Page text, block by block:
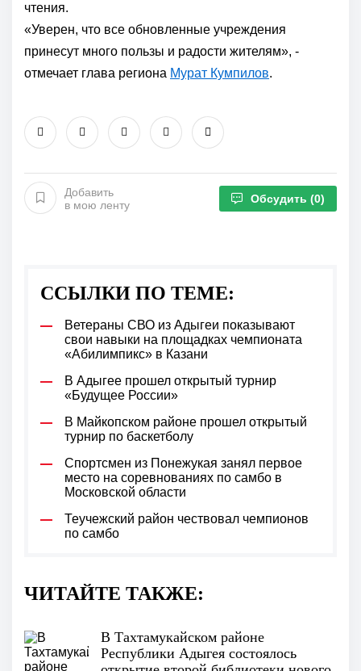
чтения.
«Уверен, что все обновленные учреждения
принесут много пользы и радости жителям», -
отмечает глава региона Мурат Кумпилов.
Добавить
в мою ленту
Обсудить (0)
ССЫЛКИ ПО ТЕМЕ:
Ветераны СВО из Адыгеи показывают
свои навыки на площадках чемпионата
«Абилимпикс» в Казани
В Адыгее прошел открытый турнир
«Будущее России»
В Майкопском районе прошел открытый
турнир по баскетболу
Спортсмен из Понежукая занял первое
место на соревнованиях по самбо в
Московской области
Теучежский район чествовал чемпионов
по самбо
ЧИТАЙТЕ ТАКЖЕ:
В Тахтамукайском районе
Республики Адыгея состоялось